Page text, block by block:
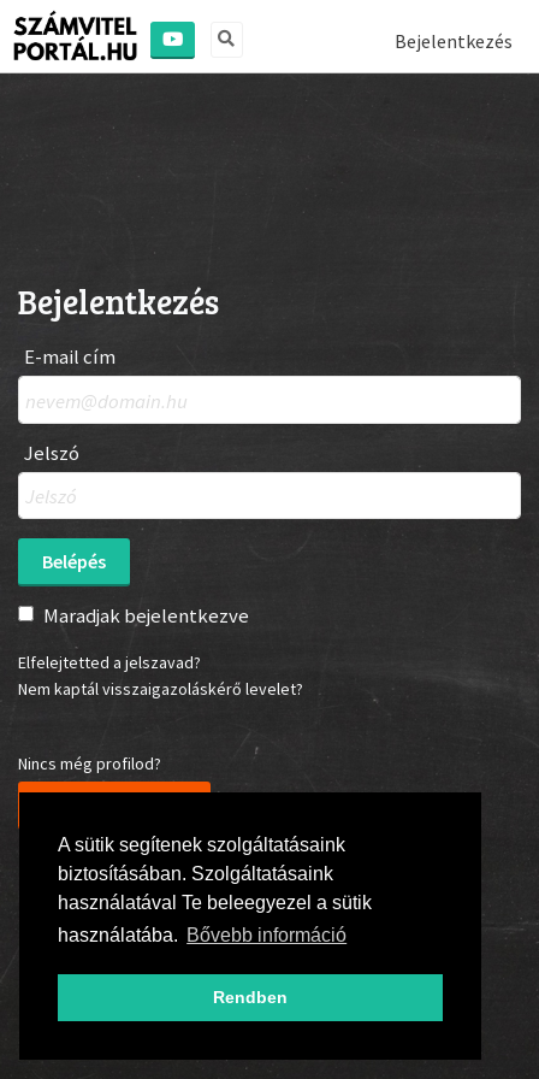
A sütik segítenek szolgáltatásaink
biztosításában. Szolgáltatásaink
használatával Te beleegyezel a sütik
használatába. Bővebb információ
Rendben
Bejelentkezés
Bejelentkezés
E-mail cím
Jelszó
Maradjak bejelentkezve
Elfelejtetted a jelszavad?
Nem kaptál visszaigazoláskérő levelet?
Nincs még profilod?